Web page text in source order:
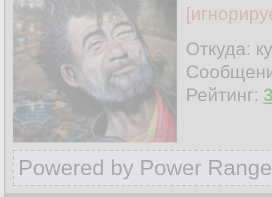
Откуда:
Рейтинг:
Powered by Power